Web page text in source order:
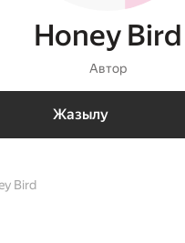
Honey Bird
Автор
Жазылу
Bird